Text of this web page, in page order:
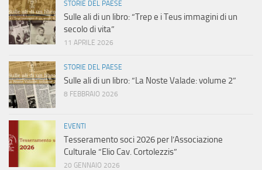
e
a
g
STORIE DEL PAESE
Sulle ali di un libro: “Trep e i Teus immagini di un
secolo di vita”
11 APRILE 2026
STORIE DEL PAESE
Sulle ali di un libro: “La Noste Valade: volume 2”
8 FEBBRAIO 2026
EVENTI
Tesseramento soci 2026 per l’Associazione
Culturale “Elio Cav. Cortolezzis”
20 GENNAIO 2026